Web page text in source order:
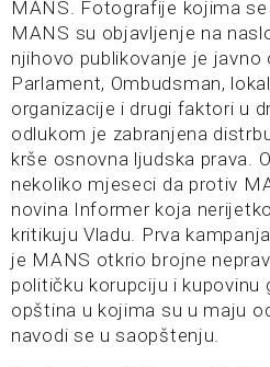
MANS. Fotografije kojima
MANS su objavljenje na
njihovo publikovanje je
Parlament, Ombudsman,
organizacije i drugi faktori u
odlukom je zabranjena
krše osnovna ljudska prava.
nekoliko mjeseci da protiv
novina Informer koja
kritikuju Vladu. Prva
je MANS otkrio brojne
političku korupciju i kupovinu
opština u kojima su u maju
navodi se u saopštenju.